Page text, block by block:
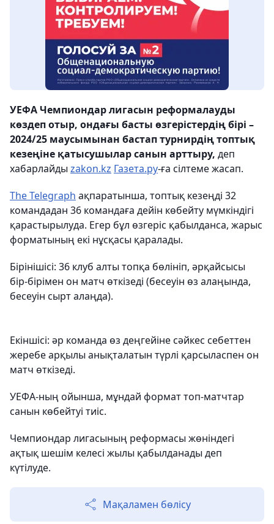
УЕФА Чемпиондар лигасын реформалауды
көздеп отыр, ондағы басты өзгерістердің бірі –
2024/25 маусымынан бастап турнирдің топтық
кезеңіне қатысушылар санын арттыру, деп
хабарлайды zakon.kz Газета.ру-ға сілтеме жасап.
The Telegraph ақпаратынша, топтық кезеңді 32
командадан 36 командаға дейін көбейту мүмкіндігі
қарастырылуда. Егер бұл өзгеріс қабылданса, жарыс
форматының екі нұсқасы қаралады.
Бірінішісі: 36 клуб алты топқа бөлініп, әрқайсысы
бір-бірімен он матч өткізеді (бесеуін өз алаңында,
бесеуін сырт алаңда).
Екіншісі: әр команда өз деңгейіне сәйкес себеттен
жеребе арқылы анықталатын түрлі қарсыласпен он
матч өткізеді.
УЕФА-ның ойынша, мұндай формат топ-матчтар
санын көбейтуі тиіс.
Чемпиондар лигасының реформасы жөніндегі
ақтық шешім келесі жылы қабылданады деп
күтілуде.
Мақаламен бөлісу